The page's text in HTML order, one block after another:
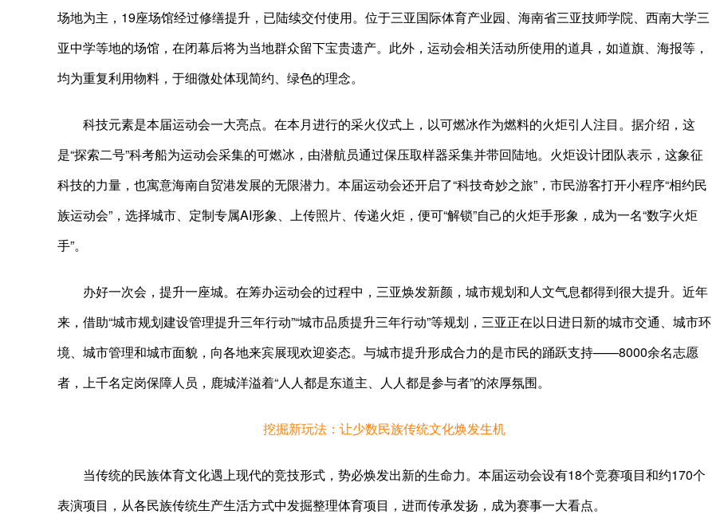
场地为主，19座场馆经过修缮提升，已陆续交付使用。位于三亚国际体育产业园、海南省三亚技师学院、西南大学三
亚中学等地的场馆，在闭幕后将为当地群众留下宝贵遗产。此外，运动会相关活动所使用的道具，如道旗、海报等，
均为重复利用物料，于细微处体现简约、绿色的理念。
科技元素是本届运动会一大亮点。在本月进行的采火仪式上，以可燃冰作为燃料的火炬引人注目。据介绍，这
是“探索二号”科考船为运动会采集的可燃冰，由潜航员通过保压取样器采集并带回陆地。火炬设计团队表示，这象征
科技的力量，也寓意海南自贸港发展的无限潜力。本届运动会还开启了“科技奇妙之旅”，市民游客打开小程序“相约民
族运动会”，选择城市、定制专属AI形象、上传照片、传递火炬，便可“解锁”自己的火炬手形象，成为一名“数字火炬
手”。
办好一次会，提升一座城。在筹办运动会的过程中，三亚焕发新颜，城市规划和人文气息都得到很大提升。近年
来，借助“城市规划建设管理提升三年行动”“城市品质提升三年行动”等规划，三亚正在以日进日新的城市交通、城市环
境、城市管理和城市面貌，向各地来宾展现欢迎姿态。与城市提升形成合力的是市民的踊跃支持——8000余名志愿
者，上千名定岗保障人员，鹿城洋溢着“人人都是东道主、人人都是参与者”的浓厚氛围。
挖掘新玩法：让少数民族传统文化焕发生机
当传统的民族体育文化遇上现代的竞技形式，势必焕发出新的生命力。本届运动会设有18个竞赛项目和约170个
表演项目，从各民族传统生产生活方式中发掘整理体育项目，进而传承发扬，成为赛事一大看点。